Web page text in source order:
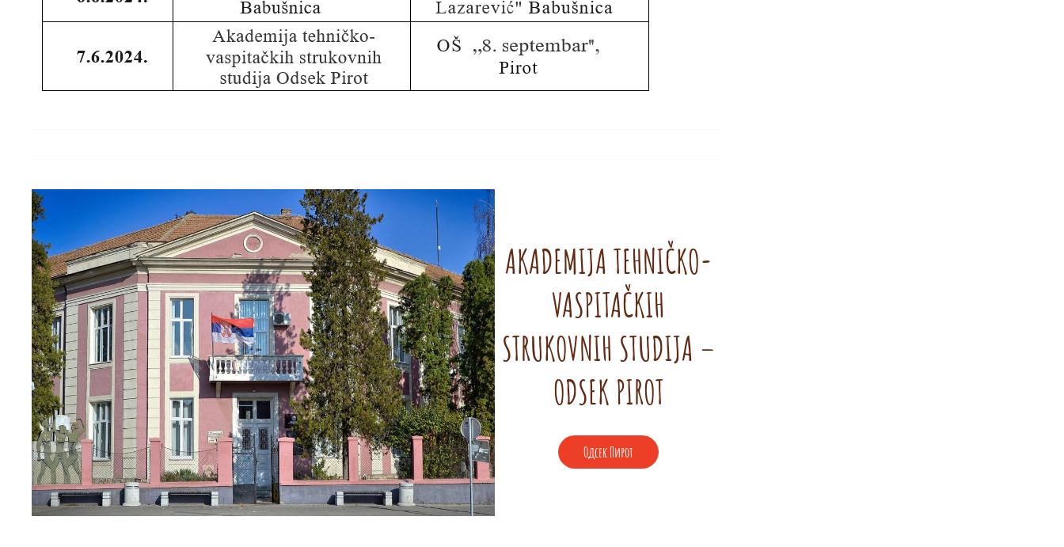
AKADEMIJA TEHNIČKO-
VASPITAČKIH
STRUKOVNIH STUDIJA –
ODSEK PIROT
Одсек Пирот